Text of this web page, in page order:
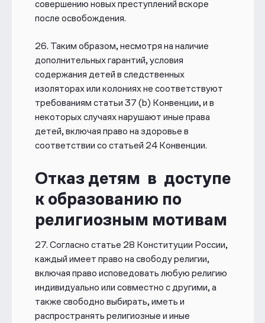
совершению новых преступлений вскоре
после освобождения.
26. Таким образом, несмотря на наличие
дополнительных гарантий, условия
содержания детей в следственных
изоляторах или колониях не соответствуют
требованиям статьи 37 (b) Конвенции, и в
некоторых случаях нарушают иные права
детей, включая право на здоровье в
соответствии со статьей 24 Конвенции.
Отказ детям в доступе
к образованию по
религиозным мотивам
27. Согласно статье 28 Конституции России,
каждый имеет право на свободу религии,
включая право исповедовать любую религию
индивидуально или совместно с другими, а
также свободно выбирать, иметь и
распространять религиозные и иные